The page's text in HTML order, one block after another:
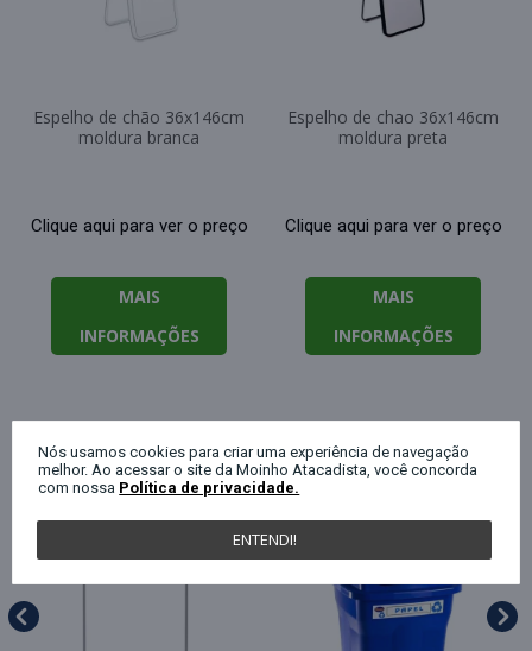
Espelho de chão 36x146cm
moldura branca
Clique aqui para ver o preço
MAIS
INFORMAÇÕES
Espelho de chao 36x146cm
moldura preta
Clique aqui para ver o preço
MAIS
INFORMAÇÕES
QUEM COMPROU ESTE PRODUTO,
Nós usamos cookies para criar uma experiência de navegação
melhor. Ao acessar o site da Moinho Atacadista, você concorda
com nossa Política de privacidade.
ENTENDI!